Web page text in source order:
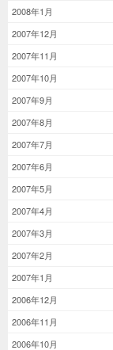
2008年1月
2007年12月
2007年11月
2007年10月
2007年9月
2007年8月
2007年7月
2007年6月
2007年5月
2007年4月
2007年3月
2007年2月
2007年1月
2006年12月
2006年11月
2006年10月